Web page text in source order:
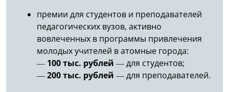
премии для студентов и преподавателей
педагогических вузов, активно
вовлеченных в программы привлечения
молодых учителей в атомные города:
— 100 тыс. рублей — для студентов;
—200 тыс. рублей — для преподавателей.